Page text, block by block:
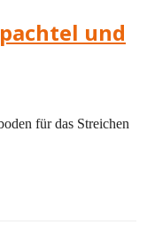
und
für das Streichen